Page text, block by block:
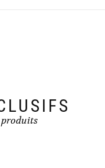
produits